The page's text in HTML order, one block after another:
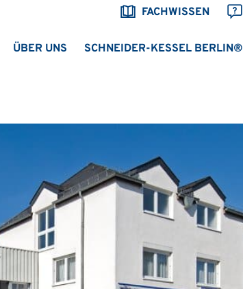
FACHWISSEN
ÜBER UNS SCHNEIDER-KESSEL BERLIN®